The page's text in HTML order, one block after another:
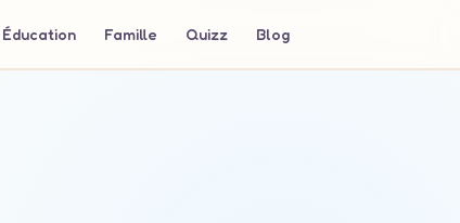
Éducation Famille Quizz Blog